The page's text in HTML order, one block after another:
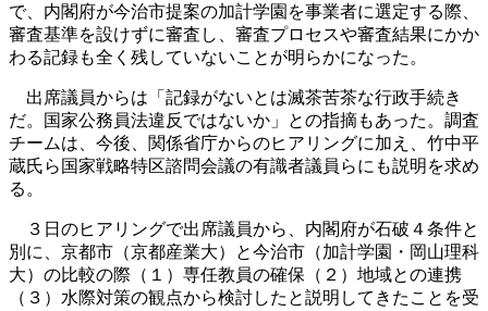
で、内閣府が今治市提案の加計学園を事業者に選定する際、
審査基準を設けずに審査し、審査プロセスや審査結果にかか
わる記録も全く残していないことが明らかになった。
出席議員からは「記録がないとは滅茶苦茶な行政手続き
だ。国家公務員法違反ではないか」との指摘もあった。調査
チームは、今後、関係省庁からのヒアリングに加え、竹中平
蔵氏ら国家戦略特区諮問会議の有識者議員らにも説明を求め
る。
３日のヒアリングで出席議員から、内閣府が石破４条件と
別に、京都市（京都産業大）と今治市（加計学園・岡山理科
大）の比較の際（１）専任教員の確保（２）地域との連携
（３）水際対策の観点から検討したと説明してきたことを受